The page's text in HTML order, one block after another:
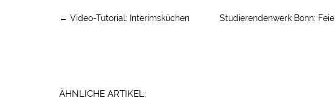
← Video-Tutorial: Interimsküchen Studierendenwerk Bonn:
ÄHNLICHE ARTIKEL: